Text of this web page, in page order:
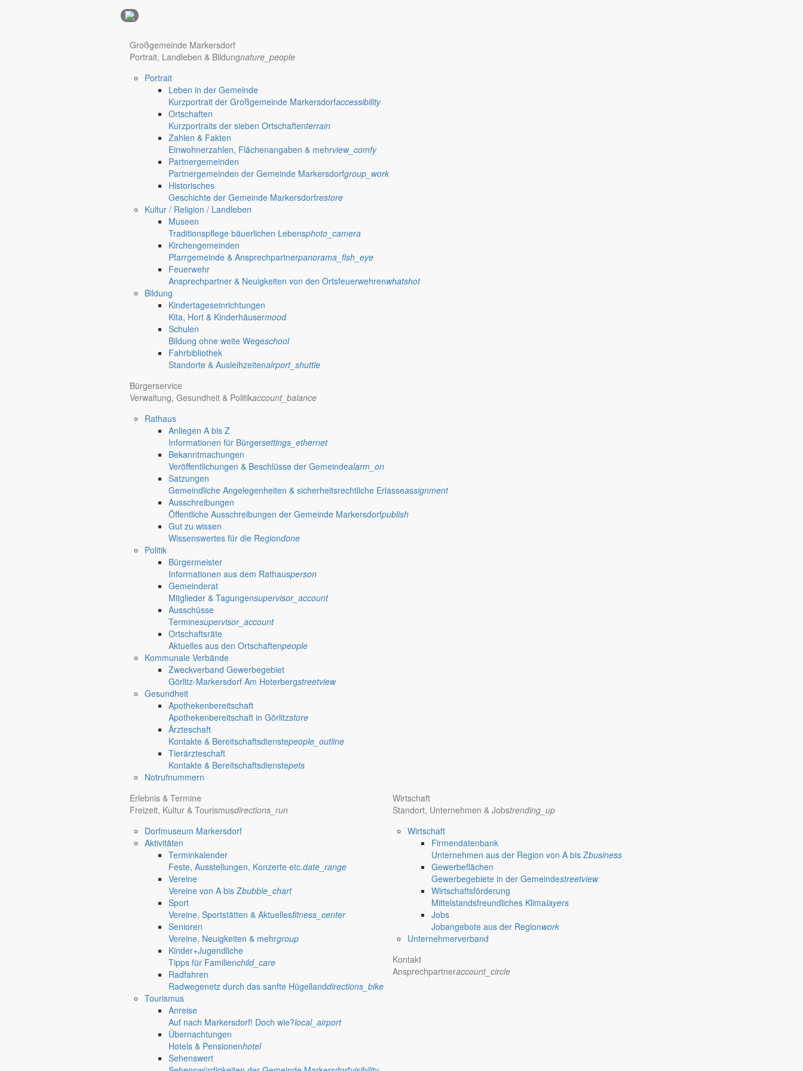
Hotel Nürnberg
Regional werben auf markersdorf.de! anzeigen@gemeinde-markersdorf.de
Großgemeinde Markersdorf
Portrait, Landleben & Bildungnature_people
Portrait
Leben in der Gemeinde
Kurzportrait der Großgemeinde Markersdorfaccessibility
Ortschaften
Kurzportraits der sieben Ortschaftenterrain
Zahlen & Fakten
Einwohnerzahlen, Flächenangaben & mehrview_comfy
Partnergemeinden
Partnergemeinden der Gemeinde Markersdorfgroup_work
Historisches
Geschichte der Gemeinde Markersdorfrestore
Kultur / Religion / Landleben
Museen
Traditionspflege bäuerlichen Lebensphoto_camera
Kirchengemeinden
Pfarrgemeinde & Ansprechpartnerpanorama_fish_eye
Feuerwehr
Ansprechpartner & Neuigkeiten von den Ortsfeuerwehrenwhatshot
Bildung
Kindertageseinrichtungen
Kita, Hort & Kinderhäusermood
Schulen
Bildung ohne weite Wegeschool
Fahrbibliothek
Standorte & Ausleihzeitenairport_shuttle
Bürgerservice
Verwaltung, Gesundheit & Politikaccount_balance
Rathaus
Anliegen A bis Z
Informationen für Bürgersettings_ethernet
Bekanntmachungen
Veröffentlichungen & Beschlüsse der Gemeindealarm_on
Satzungen
Gemeindliche Angelegenheiten & sicherheitsrechtliche Erlasseassignment
Ausschreibungen
Öffentliche Ausschreibungen der Gemeinde Markersdorfpublish
Gut zu wissen
Wissenswertes für die Regiondone
Politik
Bürgermeister
Informationen aus dem Rathausperson
Gemeinderat
Mitglieder & Tagungensupervisor_account
Ausschüsse
Terminesupervisor_account
Ortschaftsräte
Aktuelles aus den Ortschaftenpeople
Kommunale Verbände
Zweckverband Gewerbegebiet
Görlitz-Markersdorf Am Hoterbergstreetview
Gesundheit
Apothekenbereitschaft
Apothekenbereitschaft in Görlitzstore
Ärzteschaft
Kontakte & Bereitschaftsdienstepeople_outline
Tierärzteschaft
Kontakte & Bereitschaftsdienstepets
Notrufnummern
Erlebnis & Termine
Freizeit, Kultur & Tourismusdirections_run
Dorfmuseum Markersdorf
Aktivitäten
Terminkalender
Feste, Ausstellungen, Konzerte etc.date_range
Vereine
Vereine von A bis Zbubble_chart
Sport
Vereine, Sportstätten & Aktuellesfitness_center
Senioren
Vereine, Neuigkeiten & mehrgroup
Kinder+Jugendliche
Tipps für Familienchild_care
Radfahren
Radwegenetz durch das sanfte Hügellanddirections_bike
Tourismus
Anreise
Auf nach Markersdorf! Doch wie?local_airport
Übernachtungen
Hotels & Pensionenhotel
Sehenswert
Wirtschaft
Standort, Unternehmen & Jobstrending_up
Wirtschaft
Firmendatenbank
Unternehmen aus der Region von A bis Zbusiness
Gewerbeflächen
Gewerbegebiete in der Gemeindestreetview
Wirtschaftsförderung
Mittelstandsfreundliches Klimalayers
Jobs
Jobangebote aus der Regionwork
Unternehmerverband
Kontakt
Ansprechpartneraccount_circle
Deutsch-Paulsdorf
Jauernick-Buschbach